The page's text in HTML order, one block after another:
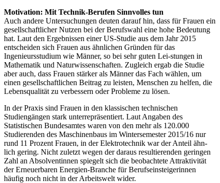
Motivation: Mit Technik-Berufen Sinnvolles tun
Auch andere Untersuchungen deuten darauf hin, dass für Frauen ein
gesellschaftlicher Nutzen bei der Berufswahl eine hohe Bedeutung
hat. Laut den Ergebnissen einer US-Studie aus dem Jahr 2015
entscheiden sich Frauen aus ähnlichen Gründen für das
Ingenieursstudium wie Männer, so bei sehr guten Lei-stungen in
Mathematik und Naturwissenschaften. Zugleich ergab die Studie
aber auch, dass Frauen stärker als Männer das Fach wählen, um
einen gesellschaftlichen Beitrag zu leisten, Menschen zu helfen, die
Lebensqualität zu verbessern oder Probleme zu lösen.
In der Praxis sind Frauen in den klassischen technischen
Studiengängen stark unterrepräsentiert. Laut Angaben des
Statistischen Bundesamtes waren von den mehr als 120.000
Studierenden des Maschinenbaus im Wintersemester 2015/16 nur
rund 11 Prozent Frauen, in der Elektrotechnik war der Anteil ähn-
lich gering. Nicht zuletzt wegen der daraus resultierenden geringen
Zahl an Absolventinnen spiegelt sich die beobachtete Attraktivität
der Erneuerbaren Energien-Branche für Berufseinsteigerinnen
häufig noch nicht in der Arbeitswelt wider.